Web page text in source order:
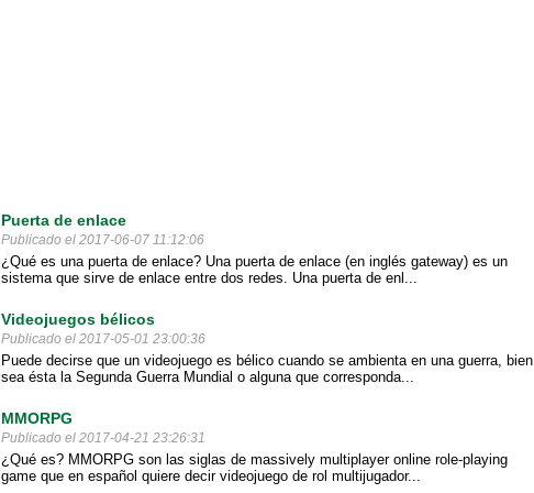
Puerta de enlace
Publicado el 2017-06-07 11:12:06
¿Qué es una puerta de enlace? Una puerta de enlace (en inglés gateway) es un
sistema que sirve de enlace entre dos redes. Una puerta de enl...
Videojuegos bélicos
Publicado el 2017-05-01 23:00:36
Puede decirse que un videojuego es bélico cuando se ambienta en una guerra, bien
sea ésta la Segunda Guerra Mundial o alguna que corresponda...
MMORPG
Publicado el 2017-04-21 23:26:31
¿Qué es? MMORPG son las siglas de massively multiplayer online role-playing
game que en español quiere decir videojuego de rol multijugador...